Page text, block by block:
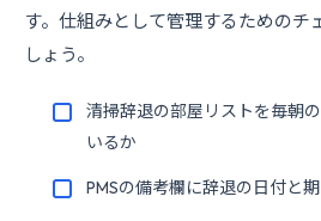
す。仕組みとして管理するためのチ
しょう。
清掃辞退の部屋リストを毎朝
いるか
PMSの備考欄に辞退の日付と